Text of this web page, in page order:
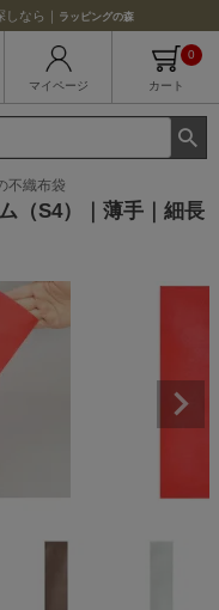
なら｜ ラッピングの森
マイページ カート
0
不織布袋
（S4）｜薄手｜細長